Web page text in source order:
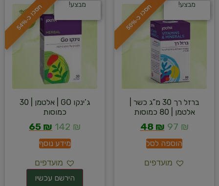
ח
ס
כ
ו
כ
-
5
0
% מבצע!
ברזל רך 30 מ”ג כשר |
אלטמן | 80 כמוסות
97 ₪
48 ₪
הוספה לסל
מועדפים
ח
ס
כ
ו
כ
-
5
4
% מבצע!
ג’ינקו GO | אלטמן | 30
כמוסות
142 ₪
65 ₪
מידע נוסף
מועדפים